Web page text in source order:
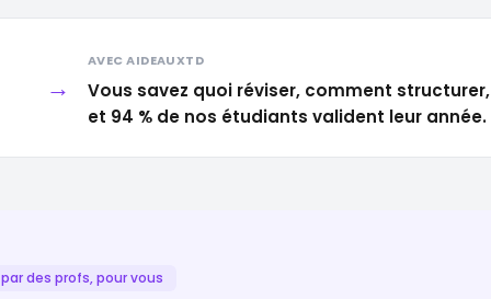
→
AVEC AIDEAUXTD
Vous savez quoi réviser, comment structurer,
et 94 % de nos étudiants valident leur année.
des profs, pour vous